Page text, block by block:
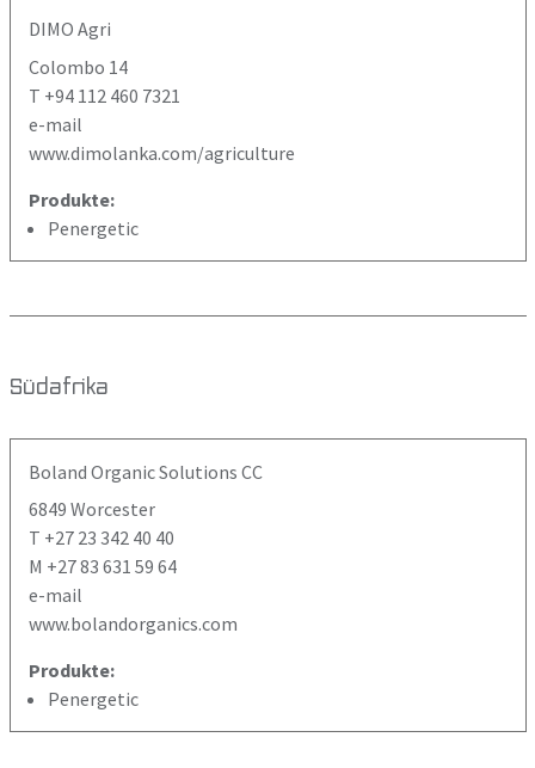
DIMO Agri
Colombo 14
T +94 112 460 7321
e-mail
www.dimolanka.com/agriculture
Produkte:
Penergetic
Südafrika
Boland Organic Solutions CC
6849 Worcester
T +27 23 342 40 40
M +27 83 631 59 64
e-mail
www.bolandorganics.com
Produkte:
Penergetic